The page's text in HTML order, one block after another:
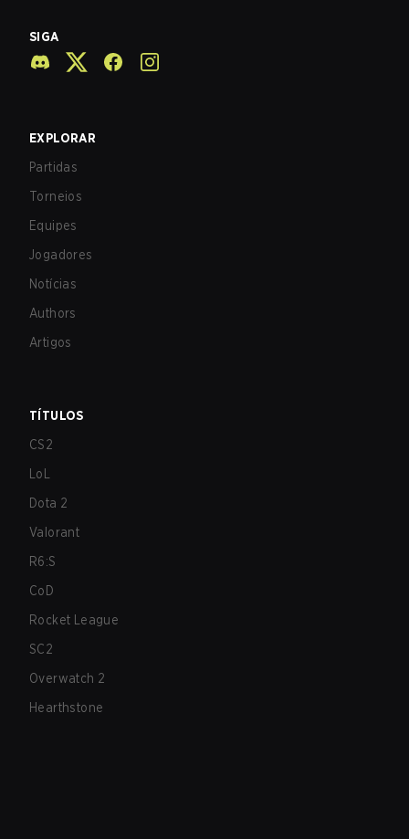
SIGA
EXPLORAR
Partidas
Torneios
Equipes
Jogadores
Notícias
Authors
Artigos
TÍTULOS
CS2
LoL
Dota 2
Valorant
R6:S
CoD
Rocket League
SC2
Overwatch 2
Hearthstone